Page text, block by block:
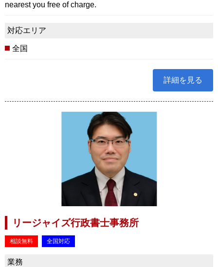
nearest you free of charge.
対応エリア
全国
詳細を見る
リージャイズ行政書士事務所
相談無料 全国対応
業務